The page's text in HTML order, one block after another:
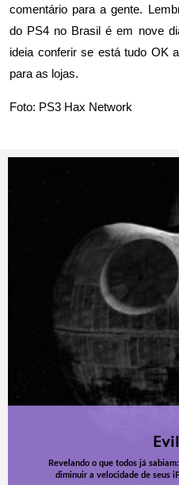
comentário para a gente.
do PS4 no Brasil é em nove
ideia conferir se está tudo OK
para as lojas.
Foto: PS3 Hax Network
Revelando o que todos já
diminuir a velocidade de seus